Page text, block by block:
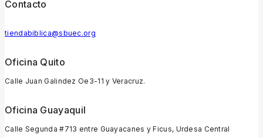
Contacto
tiendabiblica@sbuec.org
Oficina Quito
Calle Juan Galindez Oe3-11 y Veracruz.
Oficina Guayaquil
Calle Segunda #713 entre Guayacanes y Ficus, Urdesa Central